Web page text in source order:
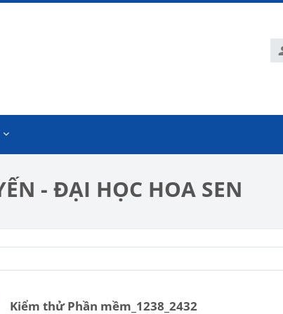
- ĐẠI HỌC HOA SEN
Kiểm thử Phần mềm_1238_2432